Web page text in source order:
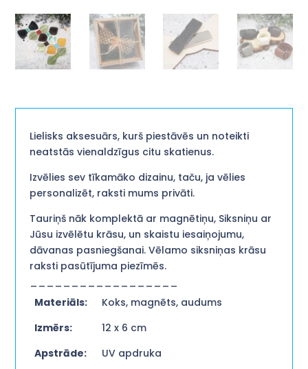
Lielisks aksesuārs, kurš piestāvēs un noteikti
neatstās vienaldzīgus citu skatienus.
Izvēlies sev tīkamāko dizainu, taču, ja vēlies
personalizēt, raksti mums privāti.
Tauriņš nāk komplektā ar magnētiņu, Siksniņu ar
Jūsu izvēlētu krāsu, un skaistu iesaiņojumu,
dāvanas pasniegšanai. Vēlamo siksniņas krāsu
raksti pasūtījuma piezīmēs.
Materiāls:
Koks, magnēts, audums
Izmērs:
12 x 6 cm
Apstrāde:
UV apdruka